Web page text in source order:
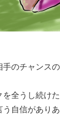
のチャンス
全うし続け
う自信があり